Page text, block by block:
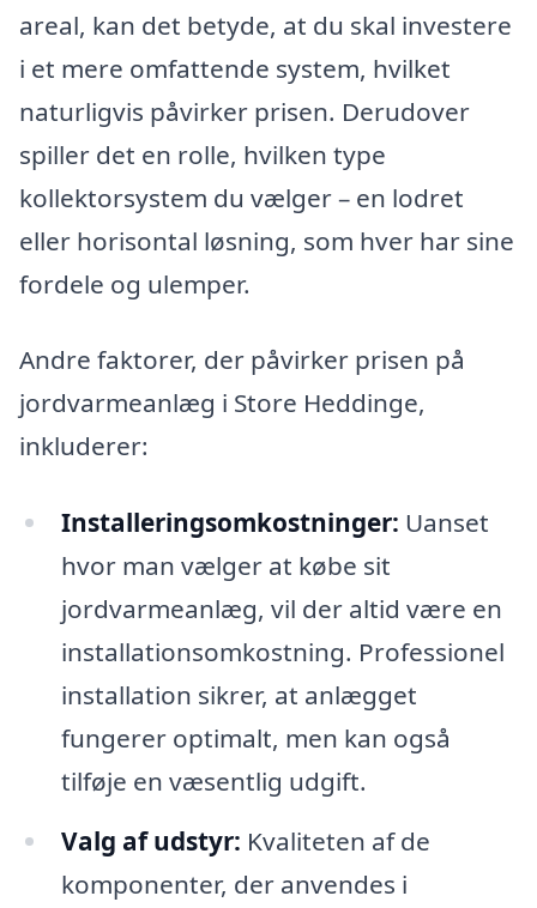
areal, kan det betyde, at du skal investere
i et mere omfattende system, hvilket
naturligvis påvirker prisen. Derudover
spiller det en rolle, hvilken type
kollektorsystem du vælger – en lodret
eller horisontal løsning, som hver har sine
fordele og ulemper.
Andre faktorer, der påvirker prisen på
jordvarmeanlæg i Store Heddinge,
inkluderer:
Installeringsomkostninger: Uanset
hvor man vælger at købe sit
jordvarmeanlæg, vil der altid være en
installationsomkostning. Professionel
installation sikrer, at anlægget
fungerer optimalt, men kan også
tilføje en væsentlig udgift.
Valg af udstyr: Kvaliteten af de
komponenter, der anvendes i